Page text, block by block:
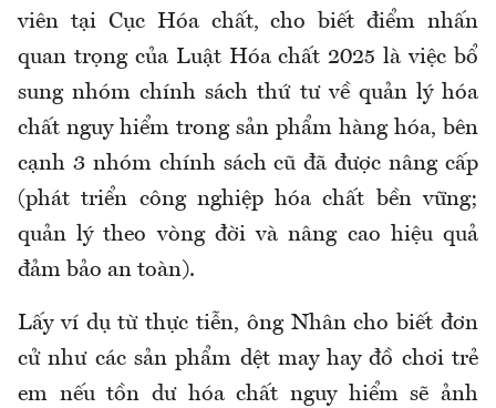
viên tại Cục Hóa chất, cho biết điểm nhấn
quan trọng của Luật Hóa chất 2025 là việc bổ
sung nhóm chính sách thứ tư về quản lý hóa
chất nguy hiểm trong sản phẩm hàng hóa, bên
cạnh 3 nhóm chính sách cũ đã được nâng cấp
(phát triển công nghiệp hóa chất bền vững;
quản lý theo vòng đời và nâng cao hiệu quả
đảm bảo an toàn).
Lấy ví dụ từ thực tiễn, ông Nhân cho biết đơn
cử như các sản phẩm dệt may hay đồ chơi trẻ
em nếu tồn dư hóa chất nguy hiểm sẽ ảnh